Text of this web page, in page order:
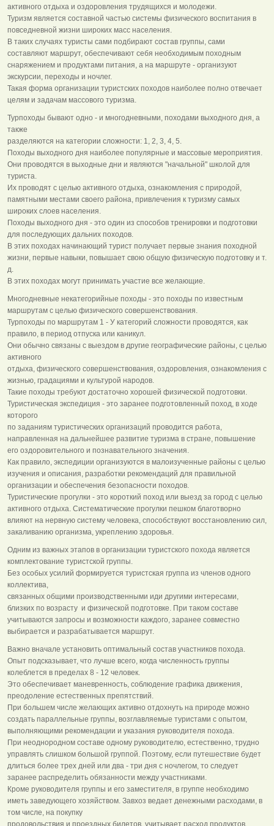
активного отдыха и оздоровления трудящихся и молодежи.
Туризм является составной частью системы физического воспитания в
повседневной жизни широких масс населения.
В таких случаях туристы сами подбирают состав группы, сами
составляют маршрут, обеспечивают себя необходимым походным
снаряжением и продуктами питания, а на маршруте - организуют
экскурсии, переходы и ночлег.
Такая форма организации туристских походов наиболее полно отвечает
целям и задачам массового туризма.
Турпоходы бывают одно - и многодневными, походами выходного дня, а
также
разделяются на категории сложности: 1, 2, 3, 4, 5.
Походы выходного дня наиболее популярные и массовые мероприятия.
Они проводятся в выходные дни и являются "начальной" школой для
туриста.
Их проводят с целью активного отдыха, ознакомления с природой,
памятными местами своего района, привлечения к туризму самых
широких слоев населения.
Походы выходного дня - это один из способов тренировки и подготовки
для последующих дальних походов.
В этих походах начинающий турист получает первые знания походной
жизни, первые навыки, повышает свою общую физическую подготовку и т.
д.
В этих походах могут принимать участие все желающие.
Многодневные некатегорийные походы - это походы по известным
маршрутам с целью физического совершенствования.
Турпоходы по маршрутам 1 - У категорий сложности проводятся, как
правило, в период отпуска или каникул.
Они обычно связаны с выездом в другие географические районы, с целью
активного
отдыха, физического совершенствования, оздоровления, ознакомления с
жизнью, градациями и культурой народов.
Такие походы требуют достаточно хорошей физической подготовки.
Туристическая экспедиция - это заранее подготовленный поход, в ходе
которого
по заданиям туристических организаций проводится работа,
направленная на дальнейшее развитие туризма в стране, повышение
его оздоровительного и познавательного значения.
Как правило, экспедиции организуются в малоизученные районы с целью
изучения и описания, разработки рекомендаций для правильной
организации и обеспечения безопасности походов.
Туристические прогулки - это короткий поход или выезд за город с целью
активного отдыха. Систематические прогулки пешком благотворно
влияют на нервную систему человека, способствуют восстановлению сил,
закаливанию организма, укреплению здоровья.
Одним из важных этапов в организации туристского похода является
комплектование туристской группы.
Без особых усилий формируется туристская группа из членов одного
коллектива,
связанных общими производственными иди другими интересами,
близких по возрасту и физической подготовке. При таком составе
учитываются запросы и возможности каждого, заранее совместно
выбирается и разрабатывается маршрут.
Важно вначале установить оптимальный состав участников похода.
Опыт подсказывает, что лучше всего, когда численность группы
колеблется в пределах 8 - 12 человек.
Это обеспечивает маневренность, соблюдение графика движения,
преодоление естественных препятствий.
При большем числе желающих активно отдохнуть на природе можно
создать параллельные группы, возглавляемые туристами с опытом,
выполняющими рекомендации и указания руководителя похода.
При неоднородном составе одному руководителю, естественно, трудно
управлять слишком большой группой. Поэтому, если путешествие будет
длиться более трех дней или два - три дня с ночлегом, то следует
заранее распределить обязанности между участниками.
Кроме руководителя группы и его заместителя, в группе необходимо
иметь заведующего хозяйством. Завхоз ведает денежными расходами, в
том числе, на покупку
продовольствия и проездных билетов, учитывает расход продуктов,